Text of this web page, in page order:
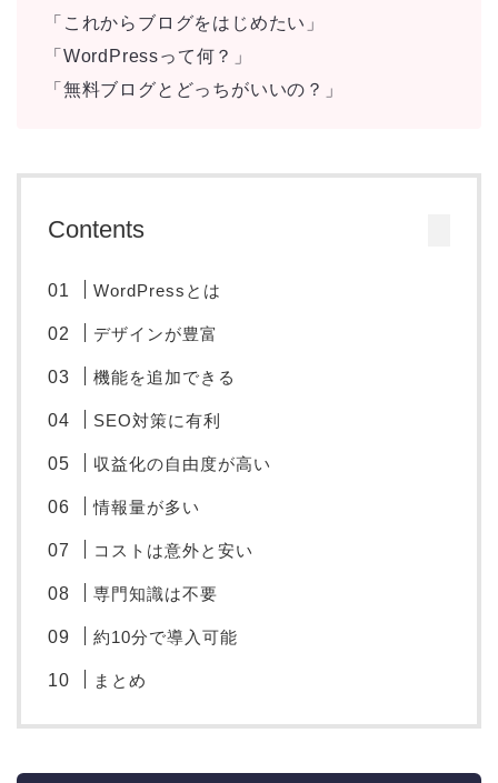
「これからブログをはじめたい」
「WordPressって何？」
「無料ブログとどっちがいいの？」
Contents
WordPressとは
デザインが豊富
機能を追加できる
SEO対策に有利
収益化の自由度が高い
情報量が多い
コストは意外と安い
専門知識は不要
約10分で導入可能
まとめ